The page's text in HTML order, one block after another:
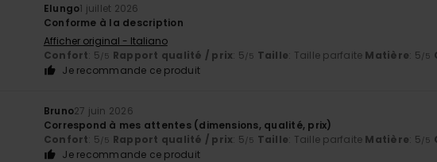
Elungo1 juillet 2026
Conforme à la description
Afficher original - Italiano
Confort: 5/5 Rapport qualité / prix: 5/5 Taille: Taille parfaite Matière: 5/5
Je recommande ce produit
Bruno27 juin 2026
Correspond à mes attentes (dimensions, qualité, prix)
Confort: 5/5 Rapport qualité / prix: 5/5 Taille: Taille parfaite Matière: 5/5
Je recommande ce produit